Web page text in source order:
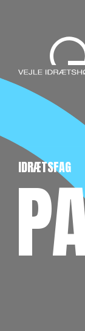
IDRÆTSFAG